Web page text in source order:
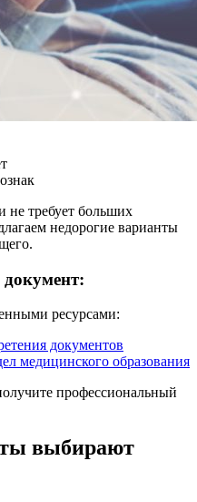
не требует больших
недорогие варианты
документ:
ресурсами:
документов
медицинского образования
профессиональный
выбирают